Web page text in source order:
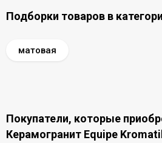
Подборки товаров в
матовая
Покупатели, которые
Керамогранит Equipe